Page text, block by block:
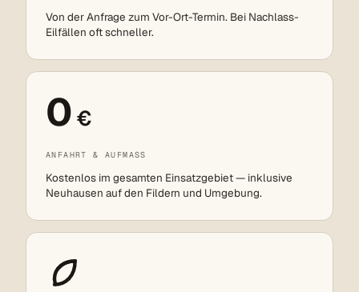
Von der Anfrage zum Vor-Ort-Termin. Bei Nachlass-
Eilfällen oft schneller.
0 €
ANFAHRT & AUFMASS
Kostenlos im gesamten Einsatzgebiet — inklusive
Neuhausen auf den Fildern und Umgebung.